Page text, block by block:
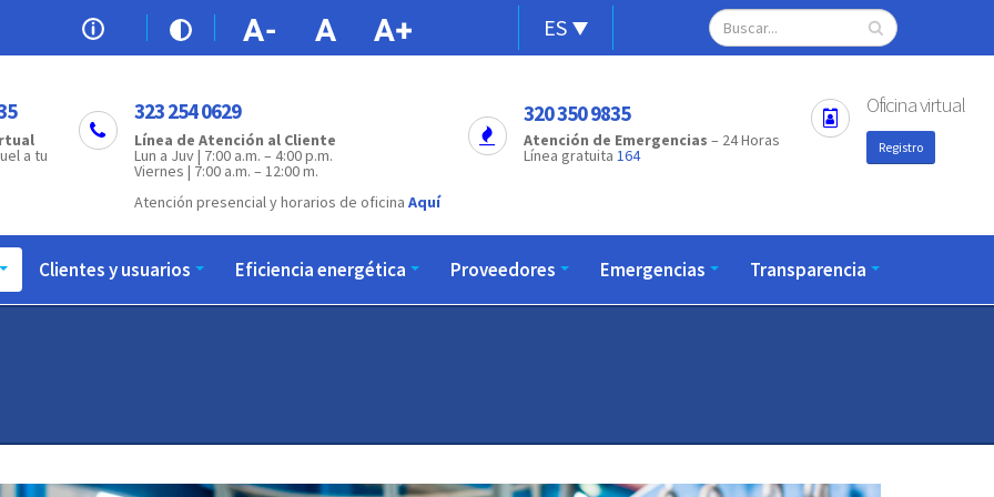
Alternador
de
idioma
ES
Open
configuration
Search
a tu
323 254 0629
Línea de Atención al Cliente
Lun a Juv | 7:00 a.m. – 4:00 p.m.
Viernes | 7:00 a.m. – 12:00 m.
Atención presencial y horarios de oficina Aquí
320 350 9835
Atención de Emergencias – 24 Horas
Línea gratuita 164
Oficina virtual
Registro
Clientes y usuarios Eficiencia energética Proveedores Emergencias Transparencia